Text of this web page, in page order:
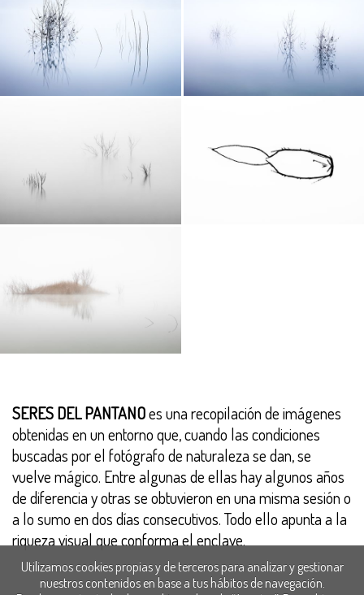
SERES DEL PANTANOes una recopilación de imágenes
obtenidas en un entorno que, cuando las condiciones
buscadas por el fotógrafo de naturaleza se dan, se
vuelve mágico. Entre algunas de ellas hay algunos años
de diferencia y otras se obtuvieron en una misma sesión o
a lo sumo en dos días consecutivos. Todo ello apunta a la
riqueza visual que conforma el enclave.
Utilizamos cookies propias y de terceros para analizar y gestionar
nuestros contenidos en base a tus hábitos de navegación.